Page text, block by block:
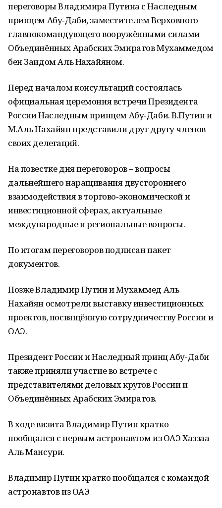
переговоры Владимира Путина с Наследным
принцем Абу‑Даби, заместителем Верховного
главнокомандующего вооружёнными силами
Объединённых Арабских Эмиратов Мухаммедом
бен Заидом Аль Нахайяном.
Перед началом консультаций состоялась
официальная церемония встречи Президента
России Наследным принцем Абу‑Даби. В.Путин и
М.Аль Нахайян представили друг другу членов
своих делегаций.
На повестке дня переговоров – вопросы
дальнейшего наращивания двустороннего
взаимодействия в торгово‑экономической и
инвестиционной сферах, актуальные
международные и региональные вопросы.
По итогам переговоров подписан пакет
документов.
Позже Владимир Путин и Мухаммед Аль
Нахайян осмотрели выставку инвестиционных
проектов, посвящённую сотрудничеству России и
ОАЭ.
Президент России и Наследный принц Абу-Даби
также приняли участие во встрече с
представителями деловых кругов России и
Объединённых Арабских Эмиратов.
В ходе визита Владимир Путин кратко
пообщался с первым астронавтом из ОАЭ Хаззаа
Аль Мансури.
Владимир Путин кратко пообщался с командой
астронавтов из ОАЭ